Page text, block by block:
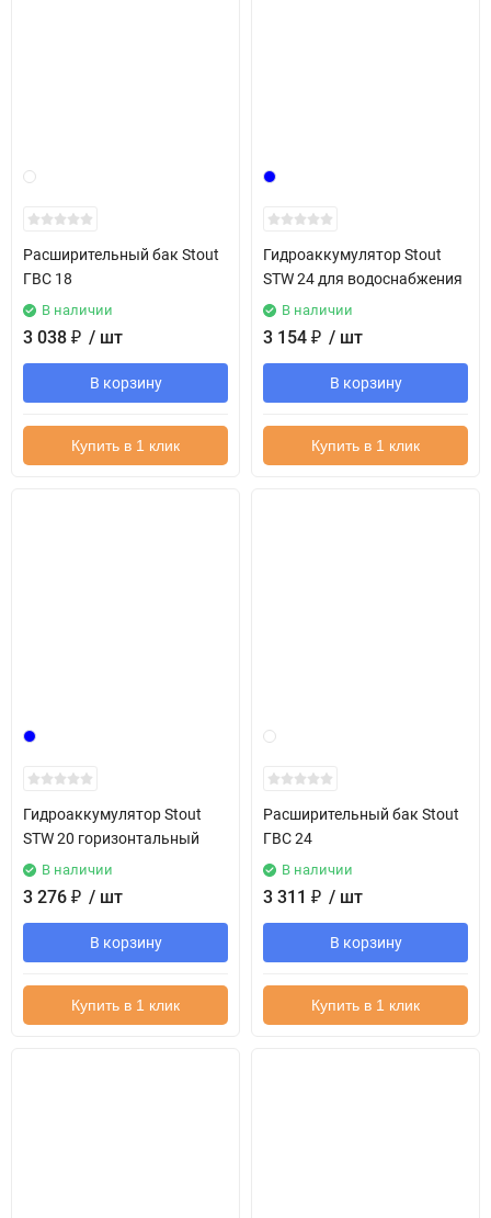
Расширительный бак Stout
ГВС 18
В наличии
3 038 ₽ / шт
В корзину
Купить в 1 клик
Гидроаккумулятор Stout
STW 24 для водоснабжения
В наличии
3 154 ₽ / шт
В корзину
Купить в 1 клик
Гидроаккумулятор Stout
STW 20 горизонтальный
В наличии
3 276 ₽ / шт
В корзину
Купить в 1 клик
Расширительный бак Stout
ГВС 24
В наличии
3 311 ₽ / шт
В корзину
Купить в 1 клик